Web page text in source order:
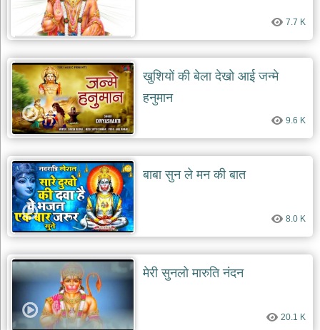
7.7 K
खुशियों की बेला देखो आई जन्मे
हनुमान
9.6 K
बाबा सुन ले मन की बात
8.0 K
मेरी सुनलो मारुति नंदन
20.1 K